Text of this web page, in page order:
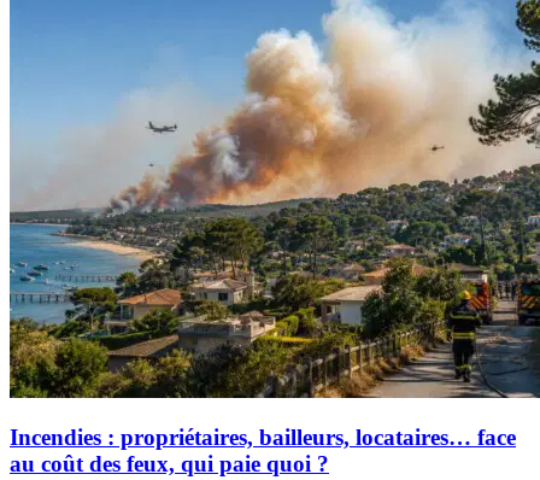
Incendies : propriétaires, bailleurs, locataires… face
au coût des feux, qui paie quoi ?